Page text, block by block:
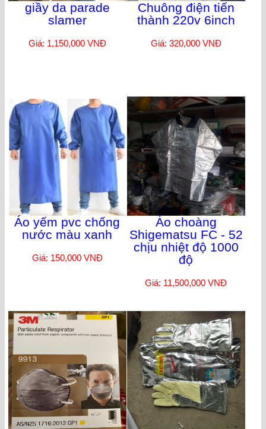
giầy da parade
slamer
Giá: 1,150,000 VNĐ
Chuông điện tiến
thành 220v 6inch
Giá: 320,000 VNĐ
Áo yếm pvc chống
nước màu xanh
Giá: 150,000 VNĐ
Áo choàng
Shigematsu FC - 52
chịu nhiệt độ 1000
độ
Giá: 11,500,000 VNĐ